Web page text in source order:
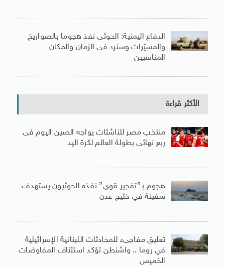
الدفاع اليمنية: الحوثى نفذ هجوما بالصواريخ
والمسيّرات وسنرد فى الزمان والمكان
المناسبين
الأكثر قراءة
منتخب مصر للناشئات يواجه الصين اليوم فى
ربع نهائى بطولة العالم لكرة اليد
هجوم بـ”تفجير قوي” نفذه الحوثيون يستهدف
سفينة في خليج عدن
تعليق مفاجىء للمحادثات اللبنانية الإسرائيلية
في روما .. واشنطن تؤكد استئناف المفاوضات
الخميس